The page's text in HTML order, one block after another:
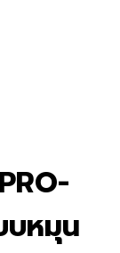
บหมุน